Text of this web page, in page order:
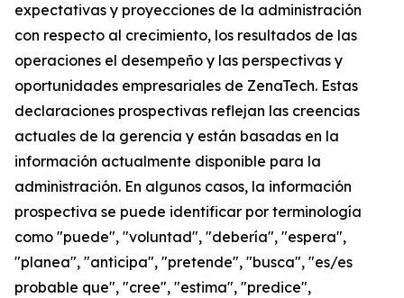
expectativas y proyecciones de la administración
con respecto al crecimiento, los resultados de las
operaciones el desempeño y las perspectivas y
oportunidades empresariales de ZenaTech. Estas
declaraciones prospectivas reflejan las creencias
actuales de la gerencia y están basadas en la
información actualmente disponible para la
administración. En algunos casos, la información
prospectiva se puede identificar por terminología
como "puede", "voluntad", "debería", "espera",
"planea", "anticipa", "pretende", "busca", "es/es
probable que", "cree", "estima", "predice",